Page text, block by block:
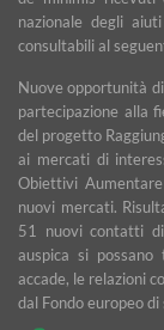
nazionale degli
consultabili al
Nuove opportunità
partecipazione alla
del progetto
ai mercati di
Obiettivi
nuovi mercati.
51 nuovi contatti
auspica si
accade, le relazioni
dal Fondo europeo